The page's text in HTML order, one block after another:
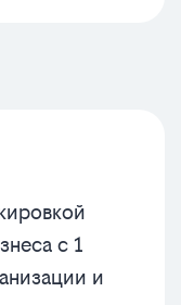
с 1
и